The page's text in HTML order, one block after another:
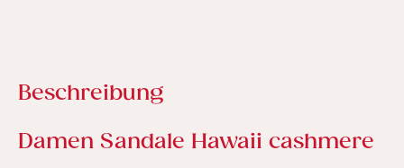
Beschreibung
Produktinformationen
Damen Sandale Hawaii cashmere